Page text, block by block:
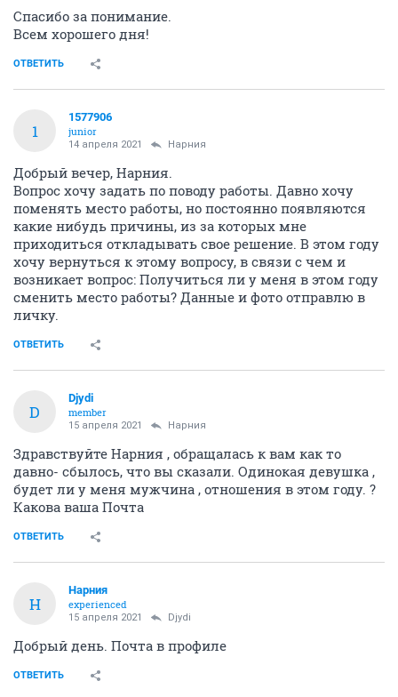
Спасибо за понимание.
Всем хорошего дня!
ОТВЕТИТЬ
1
1577906
junior
14 апреля 2021 Нарния
Добрый вечер, Нарния.
Вопрос хочу задать по поводу работы. Давно хочу
поменять место работы, но постоянно появляются
какие нибудь причины, из за которых мне
приходиться откладывать свое решение. В этом году
хочу вернуться к этому вопросу, в связи с чем и
возникает вопрос: Получиться ли у меня в этом году
сменить место работы? Данные и фото отправлю в
личку.
ОТВЕТИТЬ
D
Djydi
member
15 апреля 2021 Нарния
Здравствуйте Нарния , обращалась к вам как то
давно- сбылось, что вы сказали. Одинокая девушка ,
будет ли у меня мужчина , отношения в этом году. ?
Какова ваша Почта
ОТВЕТИТЬ
Н
Нарния
experienced
15 апреля 2021 Djydi
Добрый день. Почта в профиле
ОТВЕТИТЬ